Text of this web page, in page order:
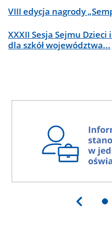
VIII edycja nagrody
XXXII Sesja Sejmu
dla szkół województwa...